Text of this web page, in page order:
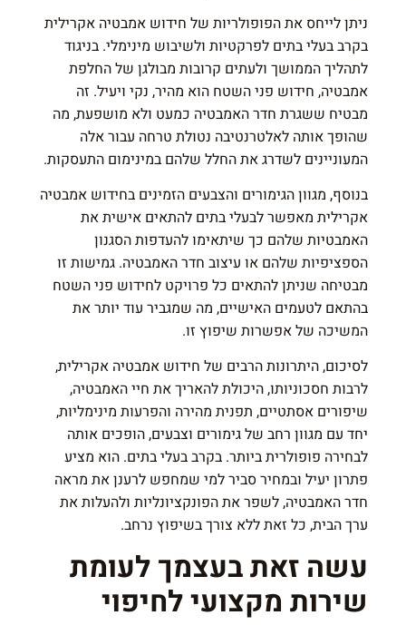
ניתן לייחס את הפופולריות של חידוש אמבטיה אקרילית
בקרב בעלי בתים לפרקטיות ולשיבוש מינימלי. בניגוד
לתהליך הממושך ולעתים קרובות מבולגן של החלפת
אמבטיה, חידוש פני השטח הוא מהיר, נקי ויעיל. זה
מבטיח ששגרת חדר האמבטיה כמעט ולא מושפעת, מה
שהופך אותה לאלטרנטיבה נטולת טרחה עבור אלה
המעוניינים לשדרג את החלל שלהם במינימום התעסקות.
בנוסף, מגוון הגימורים והצבעים הזמינים בחידוש אמבטיה
אקרילית מאפשר לבעלי בתים להתאים אישית את
האמבטיות שלהם כך שיתאימו להעדפות הסגנון
הספציפיות שלהם או עיצוב חדר האמבטיה. גמישות זו
מבטיחה שניתן להתאים כל פרויקט לחידוש פני השטח
בהתאם לטעמים האישיים, מה שמגביר עוד יותר את
המשיכה של אפשרות שיפוץ זו.
לסיכום, היתרונות הרבים של חידוש אמבטיה אקרילית,
לרבות חסכוניותו, היכולת להאריך את חיי האמבטיה,
שיפורים אסתטיים, תפנית מהירה והפרעות מינימליות,
יחד עם מגוון רחב של גימורים וצבעים, הופכים אותה
לבחירה פופולרית ביותר. בקרב בעלי בתים. הוא מציע
פתרון יעיל ובמחיר סביר למי שמחפש לרענן את מראה
חדר האמבטיה, לשפר את הפונקציונליות ולהעלות את
ערך הבית, כל זאת ללא צורך בשיפוץ נרחב.
עשה זאת בעצמך לעומת
שירות מקצועי לחיפוי